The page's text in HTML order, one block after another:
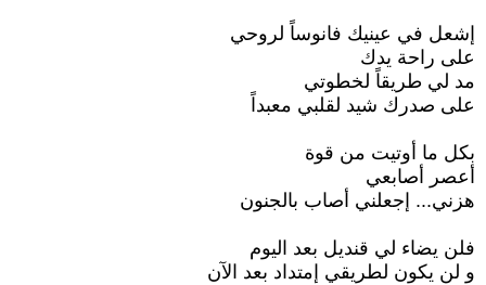
إشعل في عينيك فانوساً لروحي
على راحة يدك
مد لي طريقاً لخطوتي
على صدرك شيد لقلبي معبداً
بكل ما أوتيت من قوة
أعصر أصابعي
هزني... إجعلني أصاب بالجنون
فلن يضاء لي قنديل بعد اليوم
و لن يكون لطريقي إمتداد بعد الآن